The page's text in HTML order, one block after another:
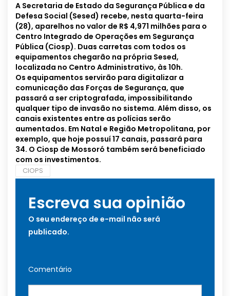
A Secretaria de Estado da Segurança Pública e da
Defesa Social (Sesed) recebe, nesta quarta-feira
(28), aparelhos no valor de R$ 4,971 milhões para o
Centro Integrado de Operações em Segurança
Pública (Ciosp). Duas carretas com todos os
equipamentos chegarão na própria Sesed,
localizada no Centro Administrativo, às 10h.
Os equipamentos servirão para digitalizar a
comunicação das Forças de Segurança, que
passará a ser criptografada, impossibilitando
qualquer tipo de invasão no sistema. Além disso, os
canais existentes entre as polícias serão
aumentados. Em Natal e Região Metropolitana, por
exemplo, que hoje possuí 17 canais, passará para
34. O Ciosp de Mossoró também será beneficiado
com os investimentos.
CIOPS
Escreva sua opinião
O seu endereço de e-mail não será
publicado.
Comentário